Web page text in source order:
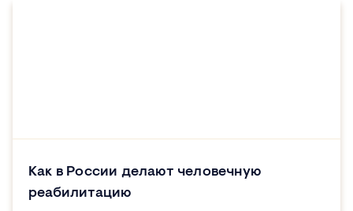
Как в России делают человечную
реабилитацию